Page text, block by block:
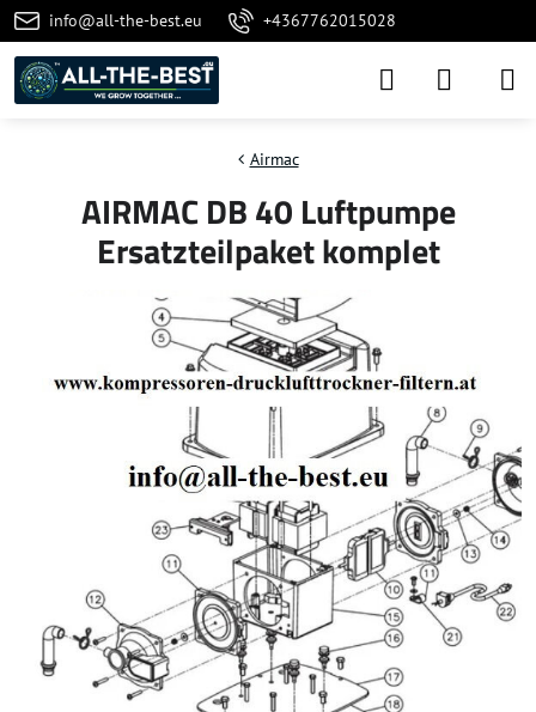
info@all-the-best.eu +4367762015028
Airmac
AIRMAC DB 40 Luftpumpe
Ersatzteilpaket komplet